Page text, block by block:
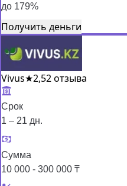
до 179%
Получить деньги
Vivus★2,52 отзыва
Срок
1 – 21 дн.
Сумма
10 000 - 300 000 ₸